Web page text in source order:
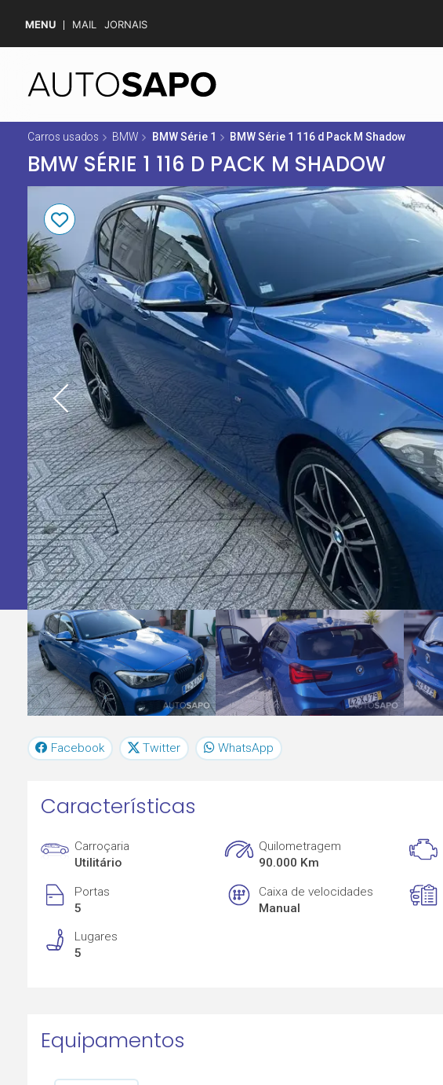
MENU MAIL JORNAIS
Carros usados BMW BMW Série 1 BMW Série 1 116 d Pack M Shadow
BMW SÉRIE 1 116 D PACK M SHADOW
Facebook Twitter WhatsApp
Características
Carroçaria
Utilitário
Quilometragem
90.000 Km
Portas
5
Caixa de velocidades
Manual
Lugares
5
Equipamentos